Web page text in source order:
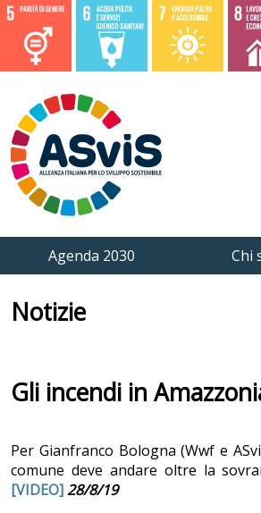
Agenda 2030 Chi
Notizie
Gli incendi in
Per Gianfranco Bologna (Wwf e
comune deve andare oltre la
[VIDEO]28/8/19